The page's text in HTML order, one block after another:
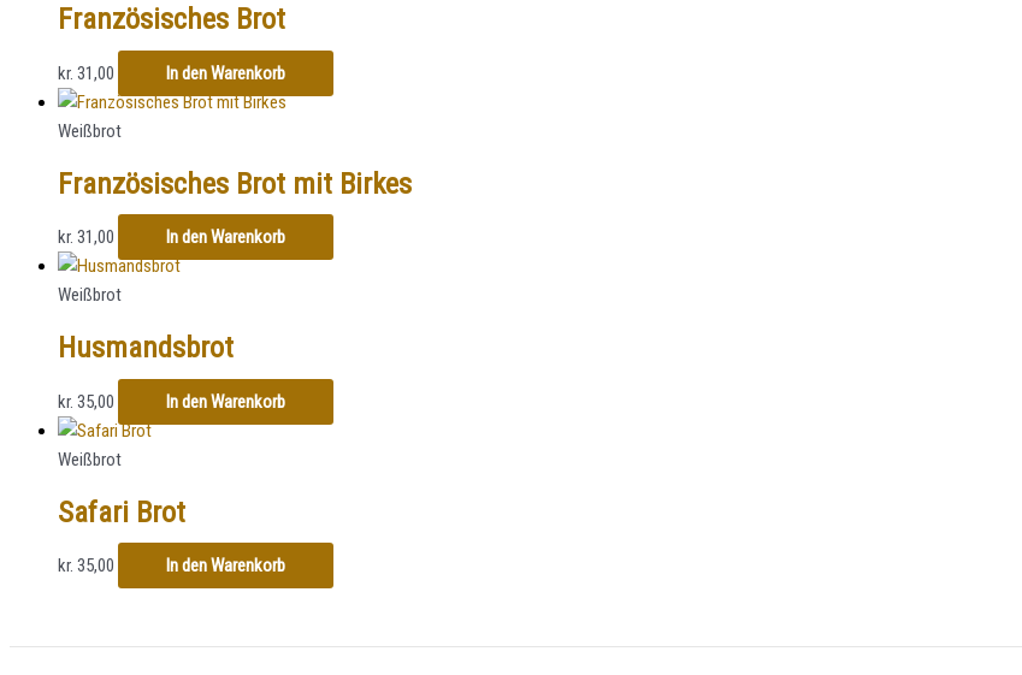
Französisches Brot
kr. 31,00 In den Warenkorb
Weißbrot
Französisches Brot mit Birkes
kr. 31,00 In den Warenkorb
Weißbrot
Husmandsbrot
kr. 35,00 In den Warenkorb
Weißbrot
Safari Brot
kr. 35,00 In den Warenkorb